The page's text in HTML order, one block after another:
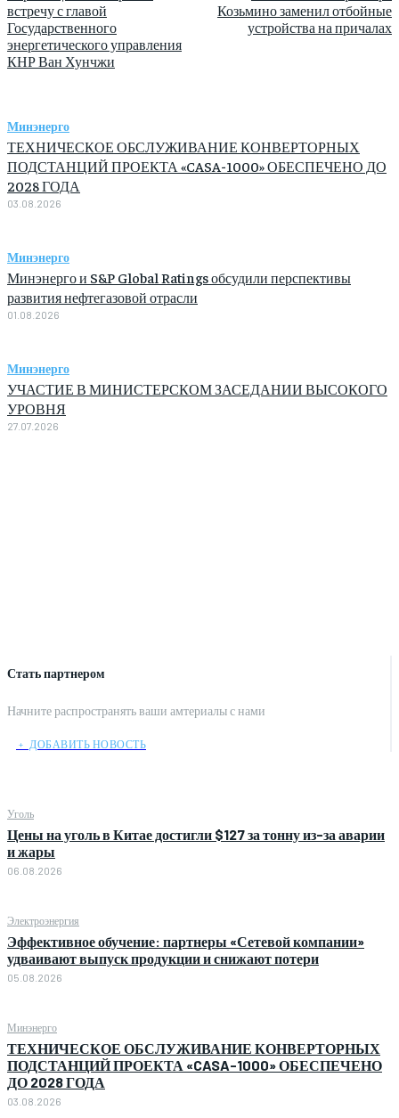
Стать партнером
Начните распространять ваши амтериалы с нами
﹢ ДОБАВИТЬ НОВОСТЬ
Уголь
Цены на уголь в Китае достигли $127 за тонну из-за аварии
и жары
06.08.2026
Электроэнергия
Эффективное обучение: партнеры «Сетевой компании»
удваивают выпуск продукции и снижают потери
05.08.2026
Минэнерго
ТЕХНИЧЕСКОЕ ОБСЛУЖИВАНИЕ КОНВЕРТОРНЫХ
ПОДСТАНЦИЙ ПРОЕКТА «CASA-1000» ОБЕСПЕЧЕНО
ДО 2028 ГОДА
03.08.2026
встречу с главой
Государственного
энергетического управления
КНР Ван Хунчжи
Козьмино заменил отбойные
устройства на причалах
Минэнерго
ТЕХНИЧЕСКОЕ ОБСЛУЖИВАНИЕ КОНВЕРТОРНЫХ
ПОДСТАНЦИЙ ПРОЕКТА «CASA-1000» ОБЕСПЕЧЕНО ДО
2028 ГОДА
03.08.2026
Минэнерго
Минэнерго и S&P Global Ratings обсудили перспективы
развития нефтегазовой отрасли
01.08.2026
Минэнерго
УЧАСТИЕ В МИНИСТЕРСКОМ ЗАСЕДАНИИ ВЫСОКОГО
УРОВНЯ
27.07.2026